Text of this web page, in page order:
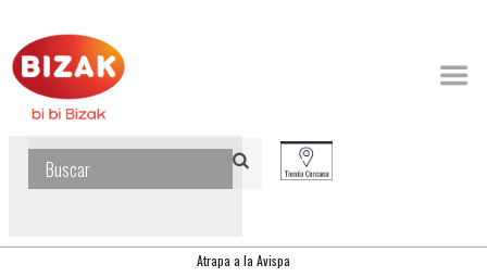
Atrapa a la Avispa